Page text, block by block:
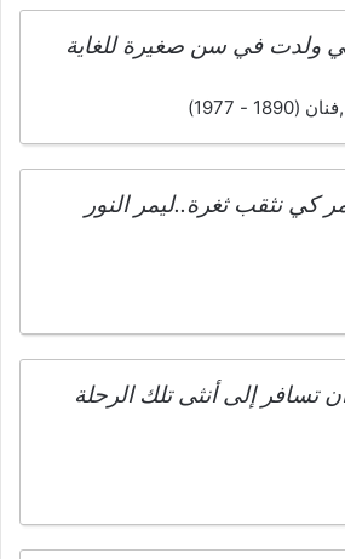
ولدت في سن صغيرة للغاية
- 1977)
كي نثقب ثغرة..ليمر النور
تسافر إلى أنثى تلك الرحلة